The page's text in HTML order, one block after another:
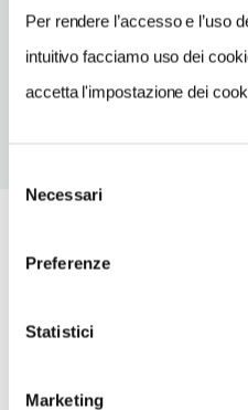
Per rendere l’accesso e l’uso
intuitivo facciamo uso dei
accetta l'impostazione dei
delNecessari
Preferenze
Statistici
Marketing
64633589